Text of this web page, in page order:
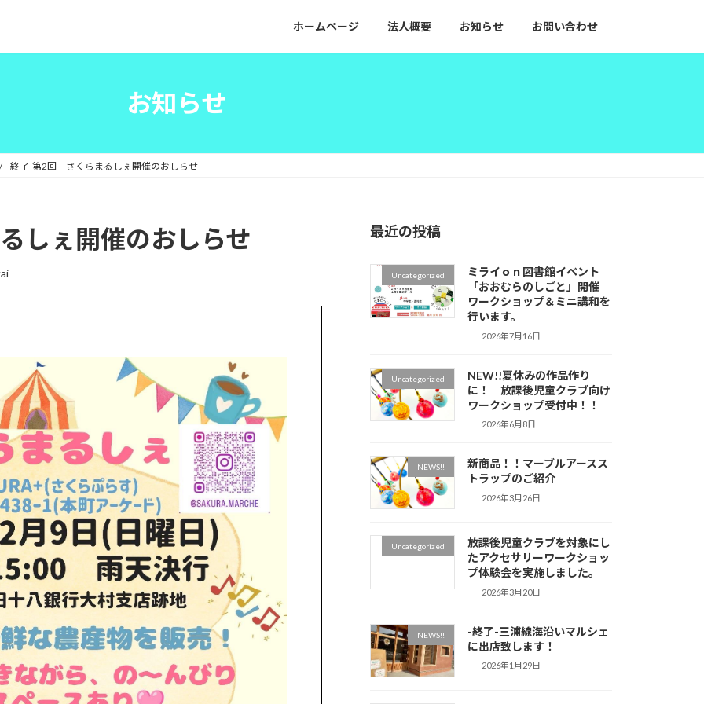
ホームページ 法人概要 お知らせ お問い合わせ
お知らせ
-終了-第2回 さくらまるしぇ開催のおしらせ
しぇ開催のおしらせ 最近の投稿
Uncategorized
ミライｏｎ図書館イベント
「おおむらのしごと」開催
ワークショップ＆ミニ講和を
行います。
2026年7月16日
Uncategorized
NEW!!夏休みの作品作り
に！ 放課後児童クラブ向け
ワークショップ受付中！！
2026年6月8日
NEWS!!
新商品！！マーブルアースス
トラップのご紹介
2026年3月26日
Uncategorized
放課後児童クラブを対象にし
たアクセサリーワークショッ
プ体験会を実施しました。
2026年3月20日
NEWS!!
-終了-三浦線海沿いマルシェ
に出店致します！
2026年1月29日